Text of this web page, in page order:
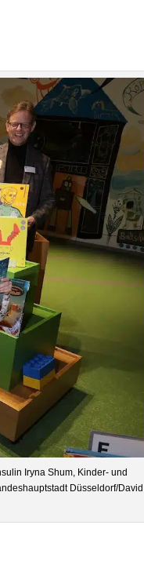
Iryna Shum, Kin­der- und
Düsseldorf/David